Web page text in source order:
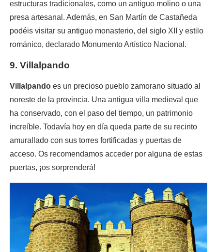
estructuras tradicionales, como un antiguo molino o una
presa artesanal. Además, en San Martín de Castañeda
podéis visitar su antiguo monasterio, del siglo XII y estilo
románico, declarado Monumento Artístico Nacional.
9. Villalpando
Villalpando es un precioso pueblo zamorano situado al
noreste de la provincia. Una antigua villa medieval que
ha conservado, con el paso del tiempo, un patrimonio
increíble. Todavía hoy en día queda parte de su recinto
amurallado con sus torres fortificadas y puertas de
acceso. Os recomendamos acceder por alguna de estas
puertas, ¡os sorprenderá!